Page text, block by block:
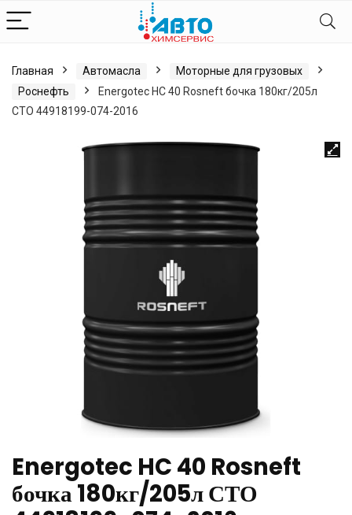
Главная Автомасла
Моторные для грузовых
Роснефть
Energotec HC 40 Rosneft бочка 180кг/205л
СТО 44918199-074-2016
Energotec HC 40 Rosneft
бочка 180кг/205л СТО